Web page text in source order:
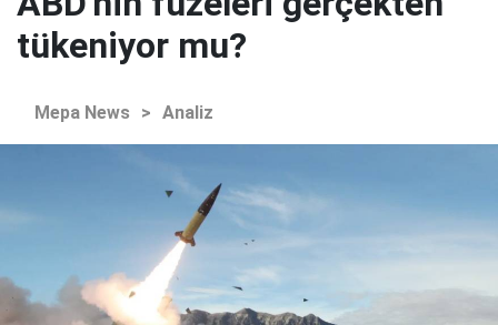
tükeniyor mu?
Mepa News > Analiz